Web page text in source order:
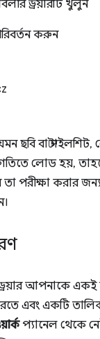
ড্রয়ারটি খুলুন
করুন
ছবি বা
গতিতে লোড হয়,
পরীক্ষা করার
আপনাকে একই
করতে এবং একটি
প্যানেল থেকে